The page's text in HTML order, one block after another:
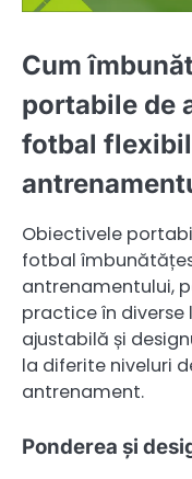
Cum
portabile de
fotbal
Obiectivele
fotbal
antrenamentului,
practice în
ajustabilă și
la diferite niveluri
antrenament.
Ponderea și